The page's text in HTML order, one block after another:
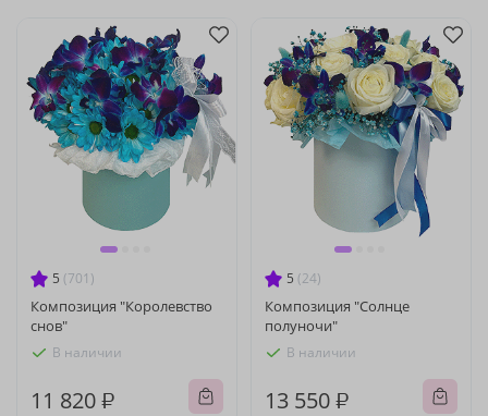
5 (701)
Композиция "Королевство
снов"
В наличии
11 820 ₽
5 (24)
Композиция "Солнце
полуночи"
В наличии
13 550 ₽